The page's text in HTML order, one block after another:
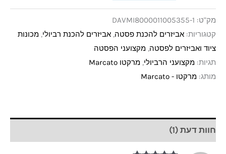
מק"ט: DAVMI8000011005355-1
קטגוריות: אביזרים להכנת פסטה, אביזרים להכנת רביולי, מכונות
ציוד ואביזרים לפסטה, מקצועני הפסטה
תגיות: מקצועני הרביולי, מרקטו Marcato
מותג: מרקטו - Marcato
חוות דעת (1)